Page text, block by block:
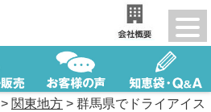
> 関東地方 > 群馬県でドライアイス